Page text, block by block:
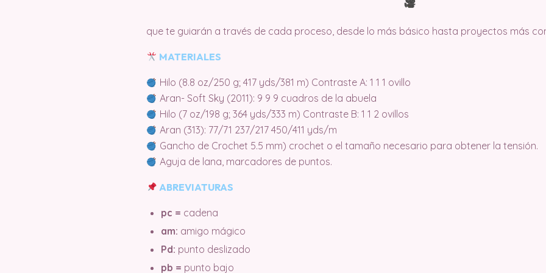
que te guiarán a través de cada proceso, desde lo más básico hasta proyectos más
MATERIALES
Hilo (8.8 oz/250 g; 417 yds/381 m) Contraste A: 1 1 1 ovillo
Aran- Soft Sky (2011): 9 9 9 cuadros de la abuela
Hilo (7 oz/198 g; 364 yds/333 m) Contraste B: 1 1 2 ovillos
Aran (313): 77/71 237/217 450/411 yds/m
Gancho de Crochet 5.5 mm) crochet o el tamaño necesario para obtener la tensión.
Aguja de lana, marcadores de puntos.
ABREVIATURAS
pc = cadena
am: amigo mágico
Pd: punto deslizado
pb = punto bajo